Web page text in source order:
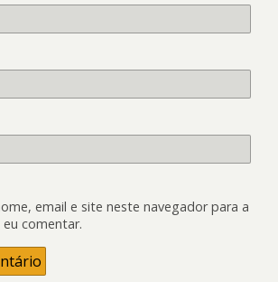
email e site neste navegador para a
comentar.